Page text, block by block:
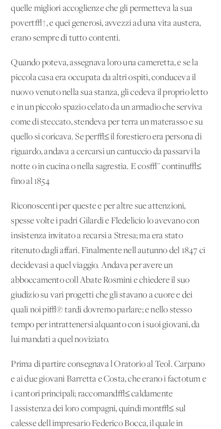
quelle migliori accoglienze che gli permetteva la sua
povert√†, e quei generosi, avvezzi ad una vita austera,
erano sempre di tutto contenti.
Quando poteva, assegnava loro una cameretta, e se la
piccola casa era occupata da altri ospiti, conduceva il
nuovo venuto nella sua stanza, gli cedeva il proprio letto
e in un piccolo spazio celato da un armadio che serviva
come di steccato, stendeva per terra un materasso e su
quello si coricava. Se per√≤ il forestiero era persona di
riguardo, andava a cercarsi un cantuccio da passarvi la
notte o in cucina o nella sagrestia. E cos√¨ continu√≤
fino al 1854
Riconoscenti per queste e per altre sue attenzioni,
spesse volte i padri Gilardi e Fledelicio lo avevano con
insistenza invitato a recarsi a Stresa; ma era stato
ritenuto dagli affari. Finalmente nell'autunno del 1847 ci
decidevasi a quel viaggio. Andava per avere un
abboccamento coll'Abate Rosmini e chiedere il suo
giudizio su vari progetti che gli stavano a cuore e dei
quali noi pi√π tardi dovremo parlare; e nello stesso
tempo per intrattenersi alquanto con i suoi giovani, da
lui mandati a quel noviziato.
Prima di partire consegnava l'Oratorio al Teol. Carpano
e ai due giovani Barretta e Costa, che erano i factotum e
i cantori principali; raccomand√≤ caldamente
l'assistenza dei loro compagni, quindi mont√≤ sul
calesse dell'impresario Federico Bocca, il quale in